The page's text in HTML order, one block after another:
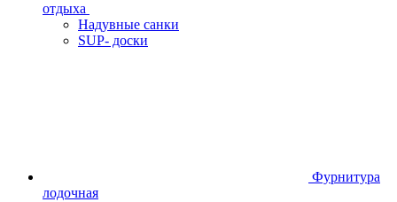
отдыха
Надувные санки
SUP- доски
Фурнитура
лодочная